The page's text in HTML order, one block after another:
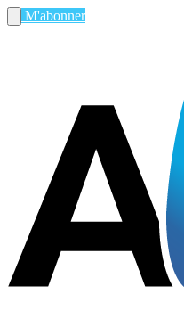
M'abonner